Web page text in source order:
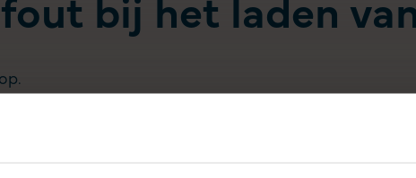
bij het laden